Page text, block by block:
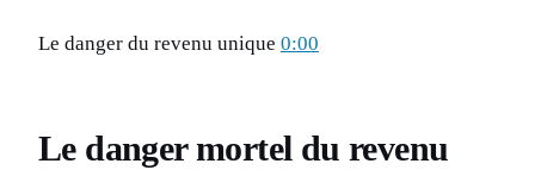
Le danger du revenu unique 0:00
Le danger mortel du revenu